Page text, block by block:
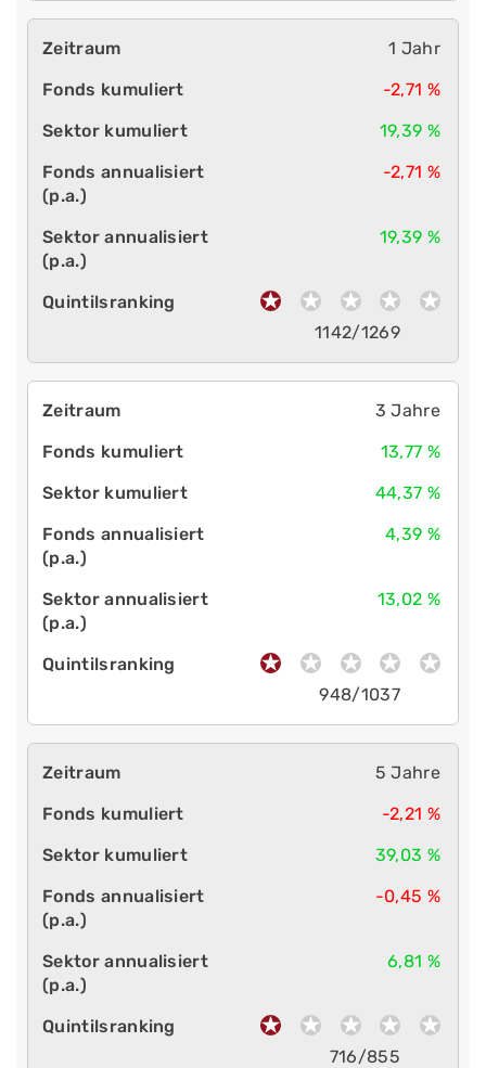
1 Jahr
-2,71 %
19,39 %
-2,71 %
19,39 %
1142/1269
3 Jahre
13,77 %
44,37 %
4,39 %
13,02 %
948/1037
5 Jahre
-2,21 %
39,03 %
-0,45 %
6,81 %
716/855